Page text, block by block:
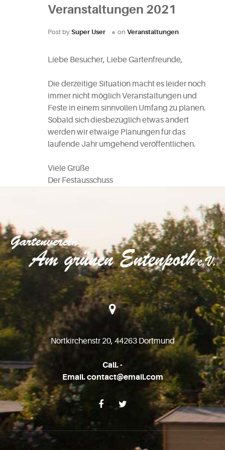
Veranstaltungen 2021
Post by Super User on Veranstaltungen
Liebe Besucher, Liebe Gartenfreunde,
Die derzeitige Situation macht es leider noch
immer nicht möglich Veranstaltungen und
Feste in einem sinnvollen Umfang zu planen.
Sobald sich diesbezüglich etwas ändert
werden wir etwaige Planungen für das
laufende Jahr umgehend veröffentlichen.
Viele Grüße
Der Festausschuss
Nortkirchenstr 20, 44263 Dortmund
Call. -
Email. contact@email.com